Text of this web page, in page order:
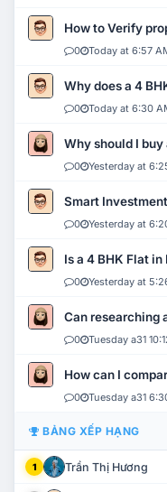
How to Verify
0 Today at 6:57
Why does a 4
0 Today at 6:30
Why should I
0 Yesterday at
Smart
0 Yesterday at
Is a 4 BHK Flat in
0 Yesterday at
Can researching
0 Tuesday a31
How can I
0 Tuesday a31
BẢNG XẾP HẠNG
1 Trần Thị Hương